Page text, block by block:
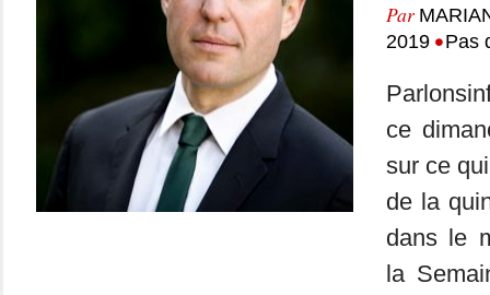
Par
2019 •Pas
ce
sur ce
de la
dans le
la